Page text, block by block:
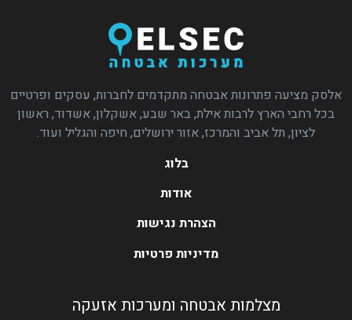
אלסק מציעה פתרונות אבטחה מתקדמים לחברות, עסקים ופרטיים
בכל רחבי הארץ לרבות אילת, באר שבע, אשקלון, אשדוד, ראשון
לציון, תל אביב והמרכז, אזור ירושלים, חיפה והגליל ועוד.
בלוג
אודות
הצהרת נגישות
מדיניות פרטיות
מצלמות אבטחה ומערכות אזעקה